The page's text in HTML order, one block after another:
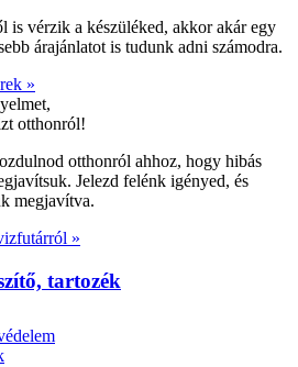
is vérzik a készüléked, akkor akár egy
árajánlatot is tudunk adni számodra.
»
otthonról!
otthonról ahhoz, hogy hibás
Jelezd felénk igényed, és
megjavítva.
»
tartozék